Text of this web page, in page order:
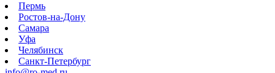
Пермь
Ростов-на-Дону
Самара
Уфа
Челябинск
Санкт-Петербург